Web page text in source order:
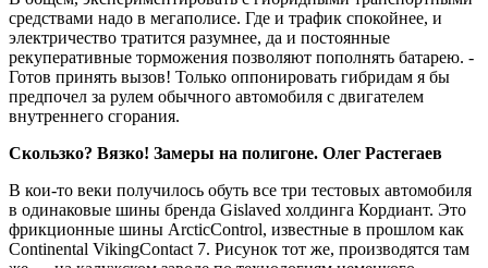
средствами надо в мегаполисе. Где и трафик спокойнее, и
электричество тратится разумнее, да и постоянные
рекуперативные торможения позволяют пополнять батарею. ­
Готов принять вызов! Только оппонировать гибридам я бы
предпочел за рулем обычного автомобиля с двигателем
внутреннего сгорания.
Скользко? Вязко! Замеры на полигоне. Олег Растегаев
В кои-то веки получилось обуть все три тестовых автомобиля
в одинаковые шины бренда Gislaved холдинга Кордиант. Это
фрикционные шины ArcticControl, известные в прошлом как
Continental VikingContact 7. Рисунок тот же, производятся там